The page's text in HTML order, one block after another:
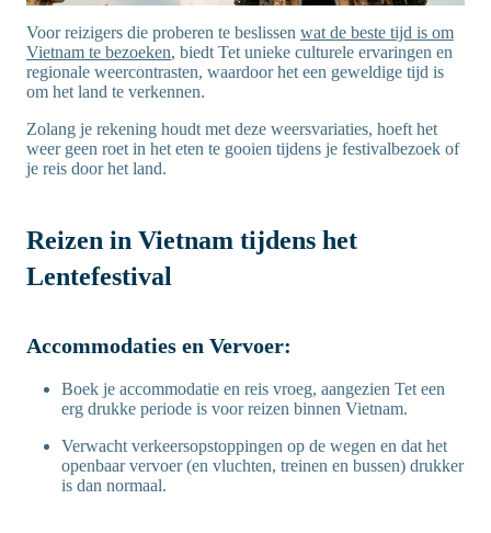
Voor reizigers die proberen te beslissen wat de beste tijd is om
Vietnam te bezoeken, biedt Tet unieke culturele ervaringen en
regionale weercontrasten, waardoor het een geweldige tijd is
om het land te verkennen.
Zolang je rekening houdt met deze weersvariaties, hoeft het
weer geen roet in het eten te gooien tijdens je festivalbezoek of
je reis door het land.
Reizen in Vietnam tijdens het
Lentefestival
Accommodaties en Vervoer:
Boek je accommodatie en reis vroeg, aangezien Tet een
erg drukke periode is voor reizen binnen Vietnam.
Verwacht verkeersopstoppingen op de wegen en dat het
openbaar vervoer (en vluchten, treinen en bussen) drukker
is dan normaal.